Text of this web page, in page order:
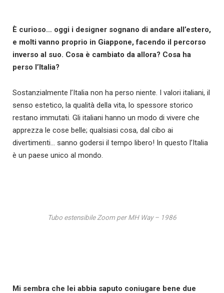
È curioso… oggi i designer sognano di andare all’estero,
e molti vanno proprio in Giappone, facendo il percorso
inverso al suo. Cosa è cambiato da allora? Cosa ha
perso l’Italia?
Sostanzialmente l’Italia non ha perso niente. I valori italiani, il
senso estetico, la qualità della vita, lo spessore storico
restano immutati. Gli italiani hanno un modo di vivere che
apprezza le cose belle; qualsiasi cosa, dal cibo ai
divertimenti… sanno godersi il tempo libero! In questo l’Italia
è un paese unico al mondo.
Tubo estensibile Zoom per MH Way – 1986
Mi sembra che lei abbia saputo coniugare bene due